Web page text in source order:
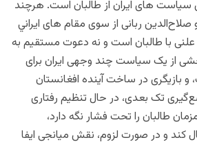
های ایران از طالبان است. هرچند
ربانی از سوی مقام های ايراني
با طالبان است و نه دعوت مستقیم به
از یک سیاست چند وجهی ایران برای
و بازیگری در ساخت آینده افغانستان
تک‌ بعدی، در حال تنظیم رفتاری
طالبان را تحت فشار نگه دارد،
کند و در صورت لزوم، نقش میانجی ایفا